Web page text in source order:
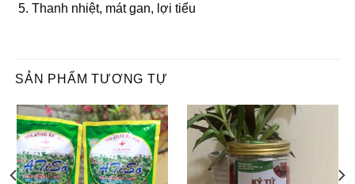
Thanh nhiệt, mát gan, lợi tiểu
SẢN PHẨM TƯƠNG TỰ